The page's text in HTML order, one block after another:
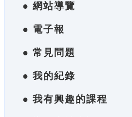
● 網站導覽
● 電子報
● 常見問題
● 我的紀錄
● 我有興趣的課程